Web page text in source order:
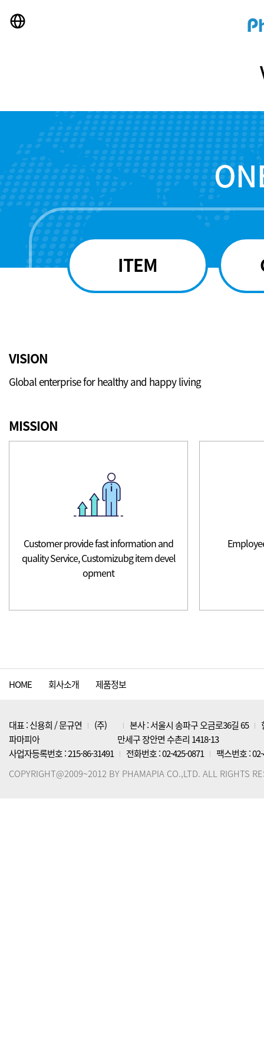
Warning /www/pharma-
ITEM
VISION
Global enterprise for healthy and happy living
MISSION
Customer provide fast information and
quality Service, Customizubg item devel
opment
HOME 회사소개 제품정보
대표 : 신용희 / 문규연
(주)
파마피아
본사 : 서울시 송파구 오금로36길 65
만세구 장안면 수촌리 1418-13
사업자등록번호 : 215-86-31491
전화번호 : 02-425-0871
팩스번호 :
COPYRIGHT@2009~2012 BY PHAMAPIA CO.,LTD. ALL RIGHTS